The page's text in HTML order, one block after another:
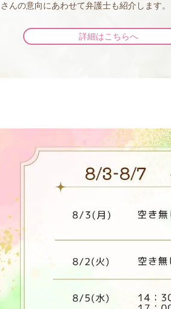
さんの意向にあわせて弁護士も紹介します。
詳細はこちらへ